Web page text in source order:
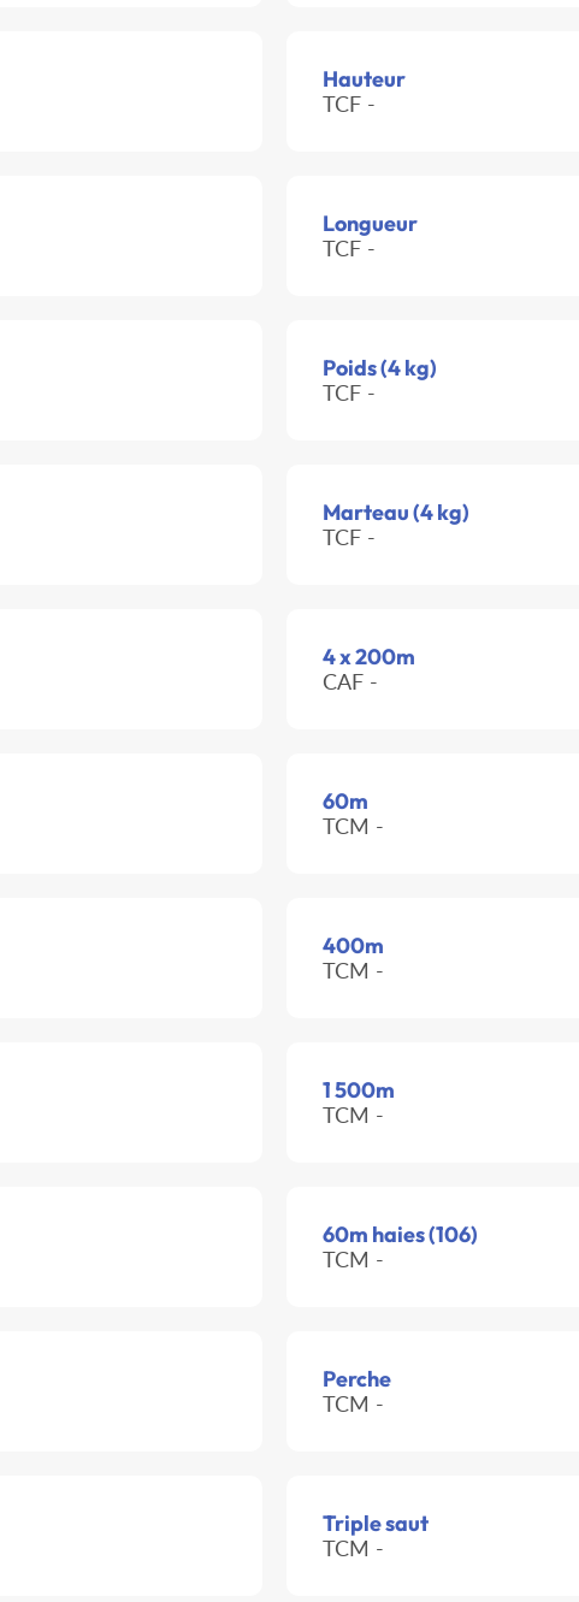
Hauteur
TCF -
Longueur
TCF -
Poids (4 kg)
TCF -
Marteau (4 kg)
TCF -
4 x 200m
CAF -
60m
TCM -
400m
TCM -
1 500m
TCM -
60m haies (106)
TCM -
Perche
TCM -
Triple saut
TCM -